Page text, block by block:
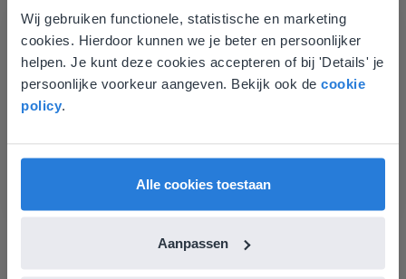
Wij gebruiken functionele, statistische en marketing
cookies. Hierdoor kunnen we je beter en persoonlijker
helpen. Je kunt deze cookies accepteren of bij 'Details' je
persoonlijke voorkeur aangeven. Bekijk ook de cookie
policy
Alle cookies toestaan
Aanpassen
Getallen vergelijken en
Vergelijken en ordenen van getallen t/m 20
Deze website komt niet
overeen met je locatie
Gezien je locatie, denken we dat je misschien
liever naar de website voor English gaat. Hier
English
Vlaanderen